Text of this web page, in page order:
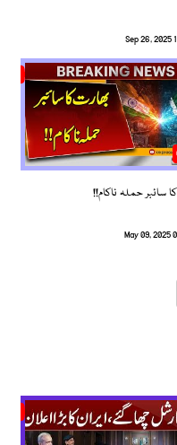
Sep 26, 2025
سائبر حملہ ناکام!!
May 09, 2025